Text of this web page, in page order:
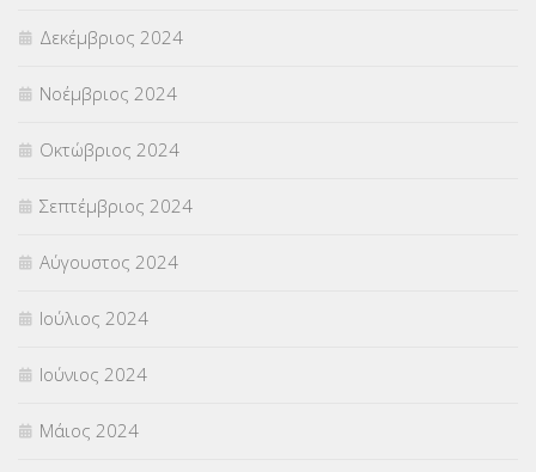
Δεκέμβριος 2024
Νοέμβριος 2024
Οκτώβριος 2024
Σεπτέμβριος 2024
Αύγουστος 2024
Ιούλιος 2024
Ιούνιος 2024
Μάιος 2024